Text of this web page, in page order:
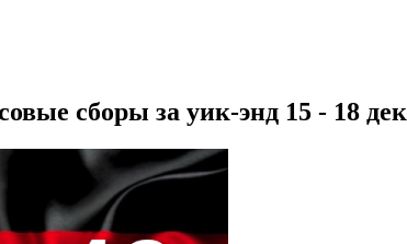
сборы за уик-энд 15 - 18